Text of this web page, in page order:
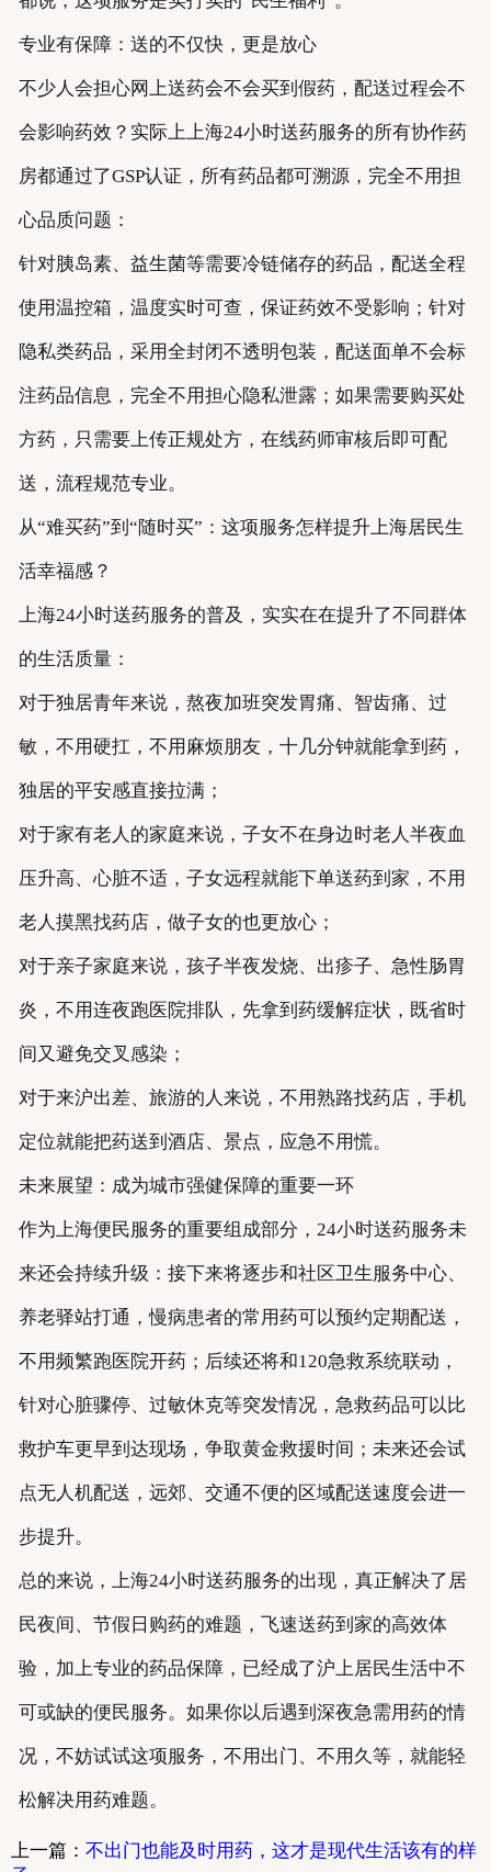
专业有保障：送的不仅快，更是放心
不少人会担心网上送药会不会买到假药，配送过程会不
会影响药效？实际上上海24小时送药服务的所有协作药
房都通过了GSP认证，所有药品都可溯源，完全不用担
心品质问题：
针对胰岛素、益生菌等需要冷链储存的药品，配送全程
使用温控箱，温度实时可查，保证药效不受影响；针对
隐私类药品，采用全封闭不透明包装，配送面单不会标
注药品信息，完全不用担心隐私泄露；如果需要购买处
方药，只需要上传正规处方，在线药师审核后即可配
送，流程规范专业。
从“难买药”到“随时买”：这项服务怎样提升上海居民生
活幸福感？
上海24小时送药服务的普及，实实在在提升了不同群体
的生活质量：
对于独居青年来说，熬夜加班突发胃痛、智齿痛、过
敏，不用硬扛，不用麻烦朋友，十几分钟就能拿到药，
独居的平安感直接拉满；
对于家有老人的家庭来说，子女不在身边时老人半夜血
压升高、心脏不适，子女远程就能下单送药到家，不用
老人摸黑找药店，做子女的也更放心；
对于亲子家庭来说，孩子半夜发烧、出疹子、急性肠胃
炎，不用连夜跑医院排队，先拿到药缓解症状，既省时
间又避免交叉感染；
对于来沪出差、旅游的人来说，不用熟路找药店，手机
定位就能把药送到酒店、景点，应急不用慌。
未来展望：成为城市强健保障的重要一环
作为上海便民服务的重要组成部分，24小时送药服务未
来还会持续升级：接下来将逐步和社区卫生服务中心、
养老驿站打通，慢病患者的常用药可以预约定期配送，
不用频繁跑医院开药；后续还将和120急救系统联动，
针对心脏骤停、过敏休克等突发情况，急救药品可以比
救护车更早到达现场，争取黄金救援时间；未来还会试
点无人机配送，远郊、交通不便的区域配送速度会进一
步提升。
总的来说，上海24小时送药服务的出现，真正解决了居
民夜间、节假日购药的难题，飞速送药到家的高效体
验，加上专业的药品保障，已经成了沪上居民生活中不
可或缺的便民服务。如果你以后遇到深夜急需用药的情
况，不妨试试这项服务，不用出门、不用久等，就能轻
松解决用药难题。
上一篇： 不出门也能及时用药，这才是现代生活该有的样